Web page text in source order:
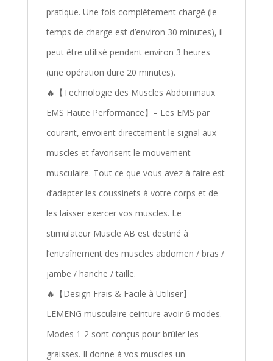
pratique. Une fois complètement chargé (le
temps de charge est d’environ 30 minutes), il
peut être utilisé pendant environ 3 heures
(une opération dure 20 minutes).
🔥【Technologie des Muscles Abdominaux
EMS Haute Performance】– Les EMS par
courant, envoient directement le signal aux
muscles et favorisent le mouvement
musculaire. Tout ce que vous avez à faire est
d’adapter les coussinets à votre corps et de
les laisser exercer vos muscles. Le
stimulateur Muscle AB est destiné à
l’entraînement des muscles abdomen / bras /
jambe / hanche / taille.
🔥【Design Frais & Facile à Utiliser】–
LEMENG musculaire ceinture avoir 6 modes.
Modes 1-2 sont conçus pour brûler les
graisses. Il donne à vos muscles un